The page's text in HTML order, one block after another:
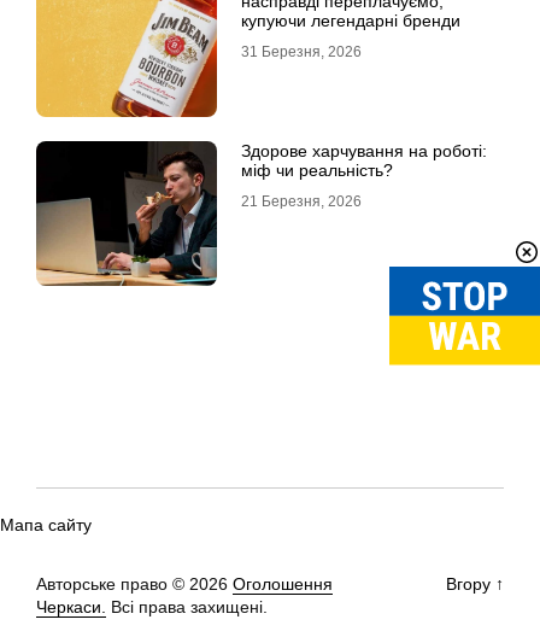
купуючи легендарні бренди
31 Березня, 2026
Здорове харчування на роботі:
міф чи реальність?
21 Березня, 2026
Мапа сайту
Авторське право © 2026 Оголошення
Черкаси.
Всі права захищені.
Вгору ↑